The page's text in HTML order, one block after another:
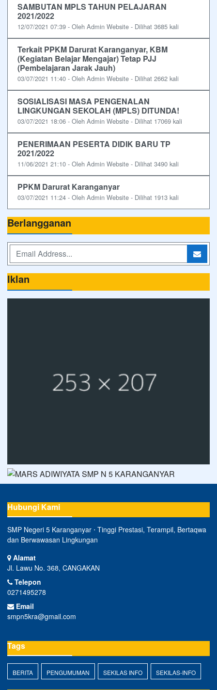
SAMBUTAN MPLS TAHUN PELAJARAN
2021/2022
12/07/2021 07:39 - Oleh Admin Website - Dilihat 3685 kali
Terkait PPKM Darurat Karanganyar, KBM
(Kegiatan Belajar Mengajar) Tetap PJJ
(Pembelajaran Jarak Jauh)
03/07/2021 11:40 - Oleh Admin Website - Dilihat 2662 kali
SOSIALISASI MASA PENGENALAN
LINGKUNGAN SEKOLAH (MPLS) DITUNDA!
03/07/2021 18:06 - Oleh Admin Website - Dilihat 17069 kali
PENERIMAAN PESERTA DIDIK BARU TP
2021/2022
11/06/2021 21:10 - Oleh Admin Website - Dilihat 3490 kali
PPKM Darurat Karanganyar
03/07/2021 11:24 - Oleh Admin Website - Dilihat 1913 kali
Berlangganan
Iklan
Hubungi Kami
SMP Negeri 5 Karanganyar ⋅ Tinggi Prestasi, Terampil, Bertaqwa
dan Berwawasan Lingkungan
Alamat
Jl. Lawu No. 368, CANGAKAN
Telepon
0271495278
Email
smpn5kra@gmail.com
Tags
BERITA PENGUMUMAN SEKILAS INFO SEKILAS-INFO